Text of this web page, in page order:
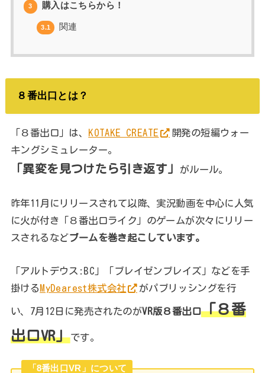
3 購入はこちらから！
3.1 関連
８番出口とは？
「８番出口」は、 KOTAKE CREATE
開発の短編ウォー
キングシミュレーター。
「異変を見つけたら引き返す」 がルール。
昨年11月にリリースされて以降、実況動画を中心に人気
に火が付き「８番出口ライク」のゲームが次々にリリー
スされるなどブームを巻き起こしています。
「アルトデウス:BC」「ブレイゼンブレイズ」などを手
掛けるMyDearest株式会社 がパブリッシングを行
い、7月12日に発売されたのがVR版８番出口「８番
出口VR」です。
「8番出口VR」について